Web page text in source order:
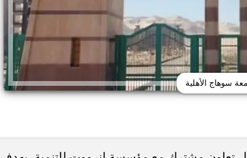
سوهاج الأهلية